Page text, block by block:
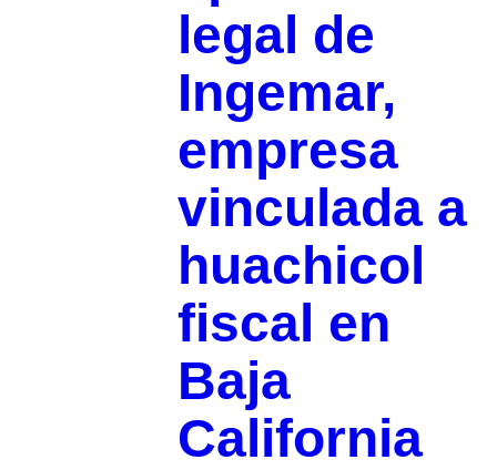
legal de
Ingemar,
empresa
vinculada a
huachicol
fiscal en
Baja
California